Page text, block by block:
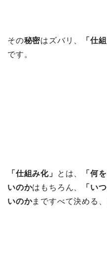
その秘密はズバリ、
「仕
です。
「仕組み化」 とは、
「何
いのかはもちろん、
「い
いのかまですべて決める